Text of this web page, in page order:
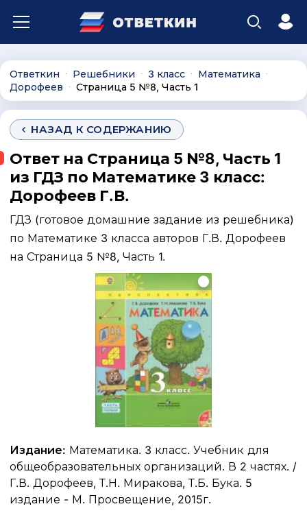
Ответкин ∙ Решебники ∙ 3 класс ∙ Математика ∙
Дорофеев ∙ Страница 5 №8, Часть 1
НАЗАД К СОДЕРЖАНИЮ
Ответ на Страница 5 №8, Часть 1
из ГДЗ по Математике 3 класс:
Дорофеев Г.В.
ГДЗ (готовое домашние задание из решебника)
по Математике 3 класса авторов Г.В. Дорофеев
на Страница 5 №8, Часть 1.
Издание: Математика. 3 класс. Учебник для
общеобразовательных организаций. В 2 частях. /
Г.В. Дорофеев, Т.Н. Миракова, Т.Б. Бука. 5
издание - М. Просвещение, 2015г.